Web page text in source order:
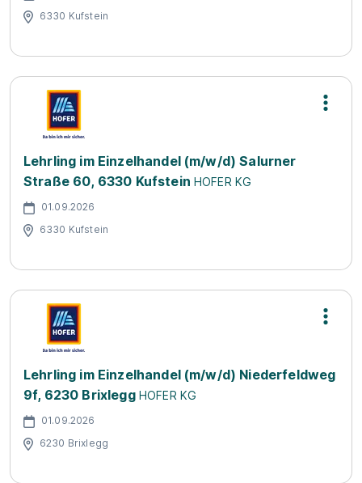
6330 Kufstein
Lehrling im Einzelhandel (m/w/d) Salurner
Straße 60, 6330 Kufstein HOFER KG
01.09.2026
6330 Kufstein
Lehrling im Einzelhandel (m/w/d) Niederfeldweg
9f, 6230 Brixlegg HOFER KG
01.09.2026
6230 Brixlegg